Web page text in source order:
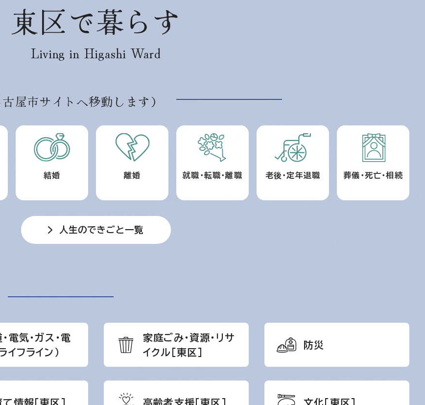
東区で暮らす
Living in Higashi Ward
古屋市サイトへ移動します）
結婚 離婚 就職・転職・離職 老後・定年退職 葬儀・死亡・相続
人生のできごと一覧
電気・ガス・電
イフライン）
家庭ごみ・資源・リサ
イクル［東区］
防災
情報［東区］ 高齢者支援［東区］ 文化［東区］